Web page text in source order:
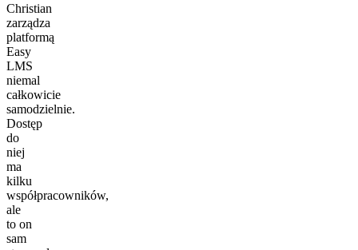
Christian
zarządza
platformą
Easy
LMS
niemal
całkowicie
samodzielnie.
Dostęp
do
niej
ma
kilku
współpracowników,
ale
to on
sam